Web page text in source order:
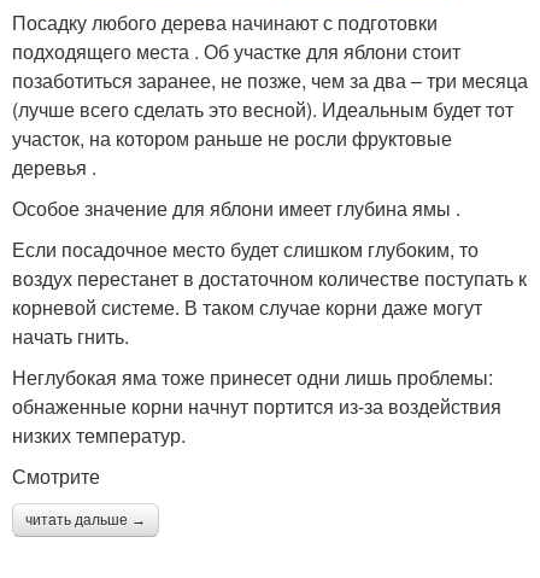
Посадку любого дерева начинают с подготовки
подходящего места . Об участке для яблони стоит
позаботиться заранее, не позже, чем за два – три месяца
(лучше всего сделать это весной). Идеальным будет тот
участок, на котором раньше не росли фруктовые
деревья .
Особое значение для яблони имеет глубина ямы .
Если посадочное место будет слишком глубоким, то
воздух перестанет в достаточном количестве поступать к
корневой системе. В таком случае корни даже могут
начать гнить.
Неглубокая яма тоже принесет одни лишь проблемы:
обнаженные корни начнут портится из-за воздействия
низких температур.
Смотрите
читать дальше →